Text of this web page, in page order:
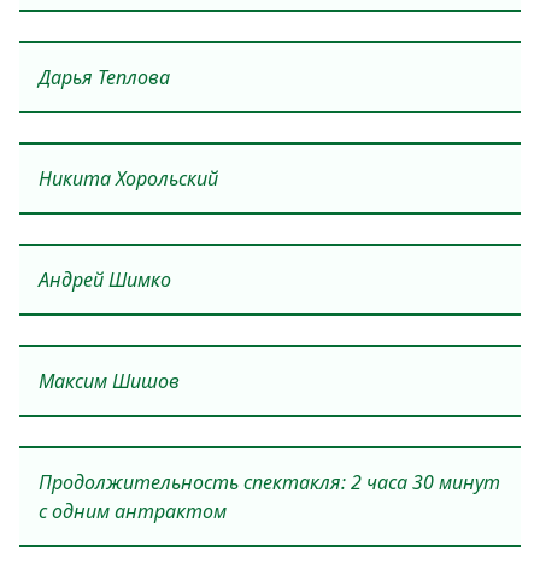
Дарья Теплова
Никита Хорольский
Андрей Шимко
Максим Шишов
Продолжительность спектакля: 2 часа 30 минут
с одним антрактом